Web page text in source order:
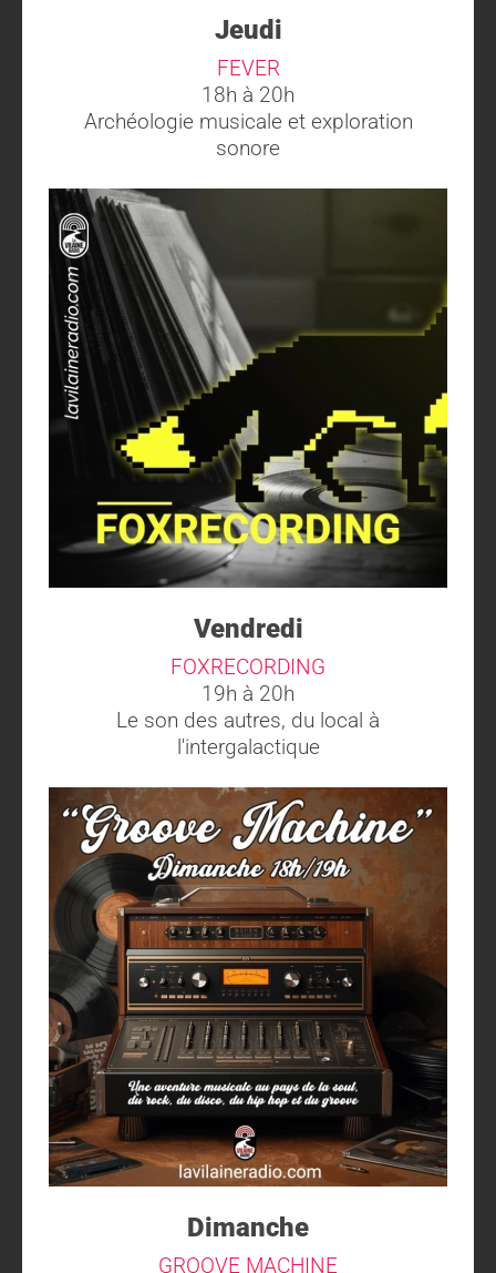
Jeudi
FEVER
18h à 20h
Archéologie musicale et exploration
sonore
Vendredi
FOXRECORDING
19h à 20h
Le son des autres, du local à
l'intergalactique
Dimanche
GROOVE MACHINE